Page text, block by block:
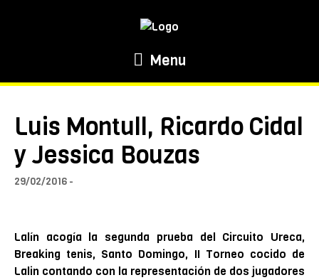
Menu
Luis Montull, Ricardo Cidal
y Jessica Bouzas
29/02/2016
Lalín acogía la segunda prueba del Circuito Ureca,
Breaking tenis, Santo Domingo, II Torneo cocido de
Lalin contando con la representación de dos jugadores